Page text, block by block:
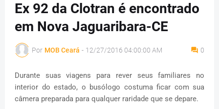
Ex 92 da Clotran é encontrado
em Nova Jaguaribara-CE
Por MOB Ceará - 12/27/2016 04:00:00 AM 0
Durante suas viagens para rever seus familiares no
interior do estado, o busólogo costuma ficar com sua
câmera preparada para qualquer raridade que se depare.